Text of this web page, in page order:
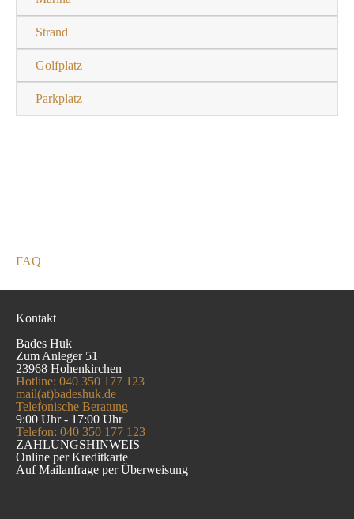
Strand
Golfplatz
Parkplatz
FAQ
Kontakt
Bades Huk
Zum Anleger 51
23968 Hohenkirchen
Hotline: 040 350 177 123
mail(at)badeshuk.de
Telefonische Beratung
9:00 Uhr - 17:00 Uhr
Telefon: 040 350 177 123
ZAHLUNGSHINWEIS
Online per Kreditkarte
Auf Mailanfrage per Überweisung